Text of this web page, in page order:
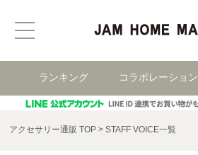
ランキング コラボレーション
アクセサリー通販 TOP STAFF VOICE一覧